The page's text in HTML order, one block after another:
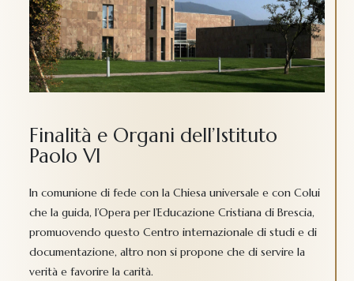
Finalità e Organi dell’Istituto
Paolo VI
In comunione di fede con la Chiesa universale e con Colui
che la guida, l’Opera per l’Educazione Cristiana di Brescia,
promuovendo questo Centro internazionale di studi e di
documentazione, altro non si propone che di servire la
verità e favorire la carità.